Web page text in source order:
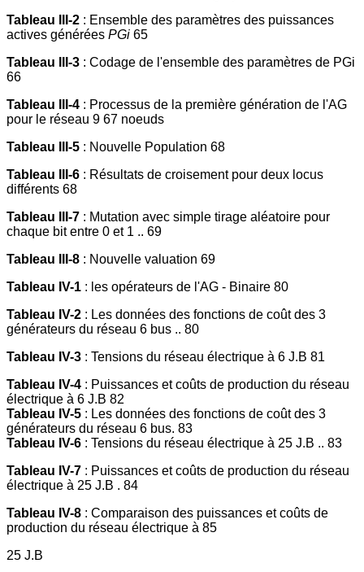
Tableau III-2 : Ensemble des paramètres des puissances
actives générées PGi 65
Tableau III-3 : Codage de l'ensemble des paramètres de PGi
66
Tableau III-4 : Processus de la première génération de l'AG
pour le réseau 9 67 noeuds
Tableau III-5 : Nouvelle Population 68
Tableau III-6 : Résultats de croisement pour deux locus
différents 68
Tableau III-7 : Mutation avec simple tirage aléatoire pour
chaque bit entre 0 et 1 .. 69
Tableau III-8 : Nouvelle valuation 69
Tableau IV-1 : les opérateurs de l'AG - Binaire 80
Tableau IV-2 : Les données des fonctions de coût des 3
générateurs du réseau 6 bus .. 80
Tableau IV-3 : Tensions du réseau électrique à 6 J.B 81
Tableau IV-4 : Puissances et coûts de production du réseau
électrique à 6 J.B 82
Tableau IV-5 : Les données des fonctions de coût des 3
générateurs du réseau 6 bus. 83
Tableau IV-6 : Tensions du réseau électrique à 25 J.B .. 83
Tableau IV-7 : Puissances et coûts de production du réseau
électrique à 25 J.B . 84
Tableau IV-8 : Comparaison des puissances et coûts de
production du réseau électrique à 85
25 J.B